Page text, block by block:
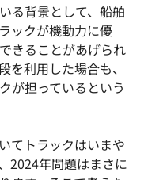
る背景として、船舶
ックが機動力に優
きることがあげられ
を利用した場合も、
が担っているという
てトラックはいまや
2024年問題はまさに